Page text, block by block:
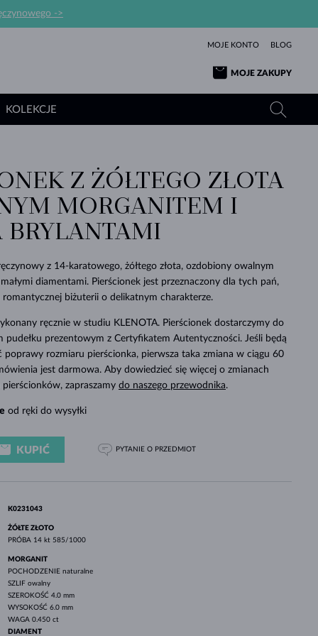
->
MOJE KONTO BLOG
MOJE ZAKUPY
WYJĄTKOWY
MIŁOŚĆ
ŻÓŁTE ZŁOTO
RÓŻOWE ZŁOTO
PIĘKNEM
SPRAWDŹ
TANZANITY
TOPAZY
TURMALINY
DLA NOWORODKÓW
ŚLUBNE
BIAŁE ZŁOTO
PIĘKNE
TURMALINY
MOŁDAWITY
MINERAŁY
BIAŁE ZŁOTO
ŻÓŁTE ZŁOTO
RÓŻOWE ZŁOTO
PROSTOTY
BRANSOLETKI
PERŁY
SZAFIRY
SZMARAGDY
MOŁDAWITY
ŚLUBNA
ŻÓŁTE ZŁOTO
BIAŁE ZŁOTO
BIŻUTERIA
PIĘKNO
KOLEKCJE
KOLEKCJE
Z ŻÓŁTEGO ZŁOTA
MORGANITEM I
z 14-karatowego, żółtego złota, ozdobiony owalnym
diamentami. Pierścionek jest przeznaczony dla tych pań,
romantycznej biżuterii o delikatnym charakterze.
ręcznie w studiu KLENOTA. Pierścionek dostarczymy do
pudełku prezentowym z Certyfikatem Autentyczności. Jeśli będą
poprawy rozmiaru pierścionka, pierwsza taka zmiana w ciągu 60
jest darmowa. Aby dowiedzieć się więcej o zmianach
zapraszamy do naszego przewodnika.
od ręki do wysyłki
KUPIĆ PYTANIE O PRZEDMIOT
K0231043
ŻÓŁTE ZŁOTO
PRÓBA 14 kt 585/1000
MORGANIT
POCHODZENIE naturalne
SZLIF owalny
SZEROKOŚĆ 4.0 mm
WYSOKOŚĆ 6.0 mm
WAGA 0.450 ct
DIAMENT